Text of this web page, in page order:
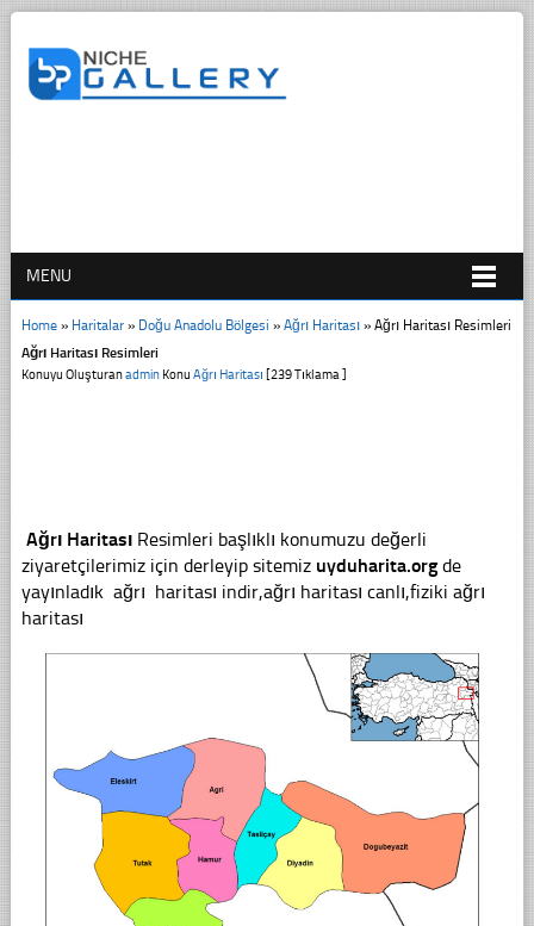
MENU
Home» Haritalar» Doğu Anadolu Bölgesi » Ağrı Haritası» Ağrı Haritası Resimleri
Ağrı Haritası Resimleri
Konuyu OluşturanadminKonu Ağrı Haritası [239 Tıklama ]
Ağrı HaritasıResimleri başlıklı konumuzu değerli
ziyaretçilerimiz için derleyip sitemiz uyduharita.orgde
yayınladık ağrı haritası indir,ağrı haritası canlı,fiziki ağrı
haritası